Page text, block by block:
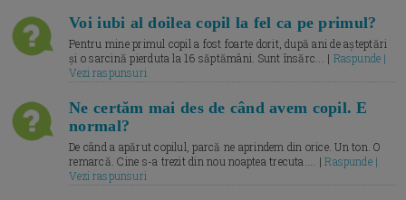
Voi iubi al doilea copil la fel ca pe primul?
Pentru mine primul copil a fost foarte dorit, după ani de așteptări
și o sarcină pierduta la 16 săptămâni. Sunt însărc... | Raspunde |
Vezi raspunsuri
Ne certăm mai des de când avem copil. E
normal?
De când a apărut copilul, parcă ne aprindem din orice. Un ton. O
remarcă. Cine s-a trezit din nou noaptea trecuta.... |Raspunde |
Vezi raspunsuri